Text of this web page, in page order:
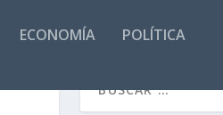
ECONOMÍA POLÍTICA